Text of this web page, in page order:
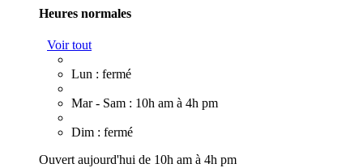
Heures normales
Voir tout
Lun : fermé
Mar - Sam : 10h am à 4h pm
Dim : fermé
Ouvert aujourd'hui de 10h am à 4h pm